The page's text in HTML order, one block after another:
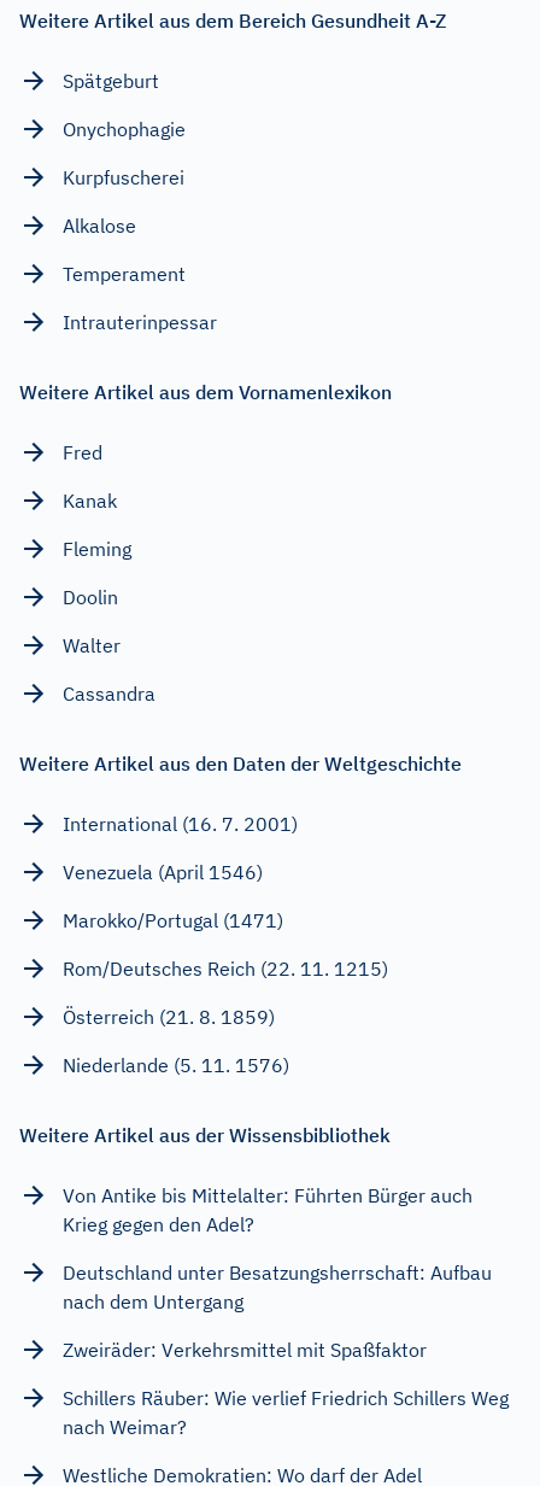
Weitere Artikel aus dem Bereich Gesundheit A-Z
Spätgeburt
Onychophagie
Kurpfuscherei
Alkalose
Temperament
Intrauterinpessar
Weitere Artikel aus dem Vornamenlexikon
Fred
Kanak
Fleming
Doolin
Walter
Cassandra
Weitere Artikel aus den Daten der Weltgeschichte
International (16. 7. 2001)
Venezuela (April 1546)
Marokko/Portugal (1471)
Rom/Deutsches Reich (22. 11. 1215)
Österreich (21. 8. 1859)
Niederlande (5. 11. 1576)
Weitere Artikel aus der Wissensbibliothek
Von Antike bis Mittelalter: Führten Bürger auch
Krieg gegen den Adel?
Deutschland unter Besatzungsherrschaft: Aufbau
nach dem Untergang
Zweiräder: Verkehrsmittel mit Spaßfaktor
Schillers Räuber: Wie verlief Friedrich Schillers Weg
nach Weimar?
Westliche Demokratien: Wo darf der Adel